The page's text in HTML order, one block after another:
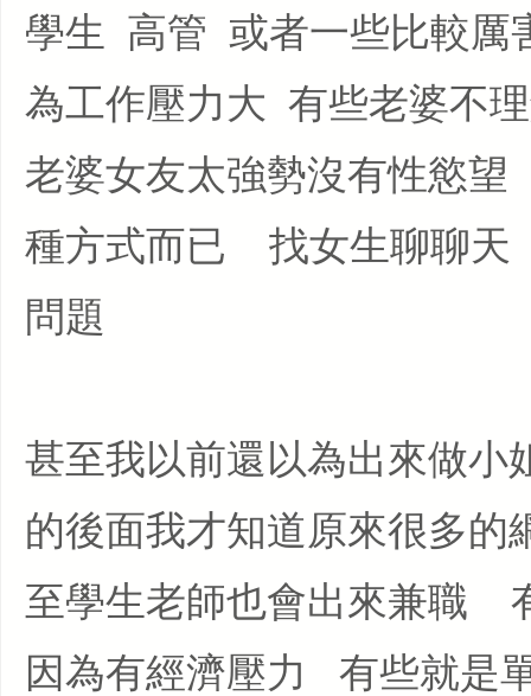
學生 高管 或者一些比較
為工作壓力大 有些老婆不
老婆女友太強勢沒有性慾
種方式而已 找女生聊聊天
問題
甚至我以前還以為出來做小
的後面我才知道原來很多
至學生老師也會出來兼職
因為有經濟壓力 有些就